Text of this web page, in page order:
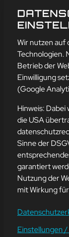
mehr erfahren
Navigation
Webseite mieten
Webseiten
Wir nutzen auf
Technologien.
Betrieb der
Einwilligung
(Google
Hinweis:
die USA
Sinne der
garantiert
Nutzung der
mit Wirkung
Einstellungen